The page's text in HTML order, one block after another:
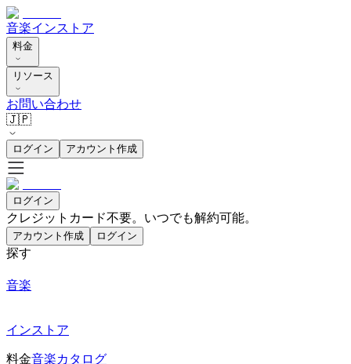
音楽インストア
料金
リソース
お問い合わせ
🇯🇵
ログイン アカウント作成
ログイン
クレジットカード不要。いつでも解約可能。
アカウント作成 ログイン
探す
音楽
インストア
料金音楽カタログ